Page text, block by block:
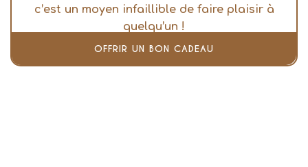
c’est un moyen infaillible de faire plaisir à
quelqu’un !
OFFRIR UN BON CADEAU